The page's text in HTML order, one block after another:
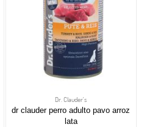
Dr. Clauder's
dr clauder perro adulto pavo arroz
lata